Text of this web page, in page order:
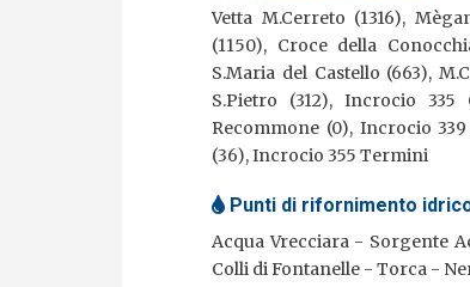
Vetta M.Cerreto (1316),
(1150), Croce della
S.Maria del Castello (663),
S.Pietro (312), Incrocio
Recommone (0), Incrocio
(36), Incrocio 355 Termini
Punti di rifornimento
Acqua Vrecciara Sorgente
Colli di Fontanelle
Torca